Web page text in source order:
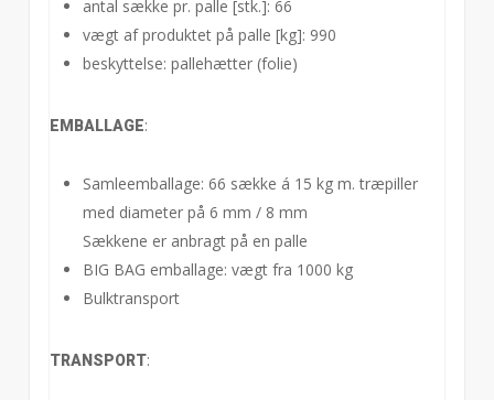
antal sække pr. palle [stk.]: 66
vægt af produktet på palle [kg]: 990
beskyttelse: pallehætter (folie)
EMBALLAGE:
Samleemballage: 66 sække á 15 kg m. træpiller
med diameter på 6 mm / 8 mm
Sækkene er anbragt på en palle
BIG BAG emballage: vægt fra 1000 kg
Bulktransport
TRANSPORT: